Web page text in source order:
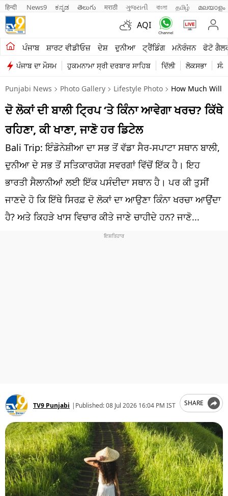
हिन्दी News9 ಕನ್ನಡ తెలుగు मराठी ગુજરાતી বাংলা தமிழ் മലയാളം
AQI
ਪੰਜਾਬ ਸ਼ਾਰਟ ਵੀਡੀਓਜ਼ ਦੇਸ਼ ਦੁਨੀਆ ਟ੍ਰੈਂਡਿੰਗ ਮਨੋਰੰਜਨ ਫੋਟੋ
ਪੰਜਾਬ ਦਾ ਮੌਸਮ ਹੁਕਮਨਾਮਾ ਸ੍ਰੀ ਦਰਬਾਰ ਸਾਹਿਬ ਦਿੱਲੀ ਲੋਕਸਭਾ
ਖੇਤੀਬਾੜੀ
ਸ਼ਾਰਟ ਵੀਡੀਓਜ਼
ਕਾਰੋਬਾਰ
ਕਰਿਅਰ
ਮਨੋਰੰਜਨ
ਦੇਸ਼
ਲਾਈਫ ਸਟਾਈਲ
ਪੰਜਾਬ
Punjabi News Photo Gallery Lifestyle Photo How Much Will
ਦੋ ਲੋਕਾਂ ਦੀ ਬਾਲੀ ਟ੍ਰਿਪ ‘ਤੇ ਕਿੰਨਾ ਆਵੇਗਾ ਖਰਚ? ਕਿੱਥੇ
ਰਹਿਣਾ, ਕੀ ਖਾਣਾ, ਜਾਣੋ ਹਰ ਡਿਟੇਲ
Bali Trip: ਇੰਡੋਨੇਸ਼ੀਆ ਦਾ ਸਭ ਤੋਂ ਵੱਡਾ ਸੈਰ-ਸਪਾਟਾ ਸਥਾਨ ਬਾਲੀ,
ਦੁਨੀਆ ਦੇ ਸਭ ਤੋਂ ਸਤਿਕਾਰਯੋਗ ਸਵਰਗਾਂ ਵਿੱਚੋਂ ਇੱਕ ਹੈ। ਇਹ
ਭਾਰਤੀ ਸੈਲਾਨੀਆਂ ਲਈ ਇੱਕ ਪਸੰਦੀਦਾ ਸਥਾਨ ਹੈ। ਪਰ ਕੀ ਤੁਸੀਂ
ਜਾਣਦੇ ਹੋ ਕਿ ਇੱਥੇ ਸਿਰਫ਼ ਦੋ ਲੋਕਾਂ ਦਾ ਆਉਣਾ ਕਿੰਨਾ ਖਰਚਾ ਆਉਂਦਾ
ਹੈ? ਅਤੇ ਕਿਹੜੇ ਖਾਸ ਵਿਚਾਰ ਕੀਤੇ ਜਾਣੇ ਚਾਹੀਦੇ ਹਨ? ਜਾਣੋ...
TV9 Punjabi | Published:08 Jul 2026 16:04 PM IST SHARE